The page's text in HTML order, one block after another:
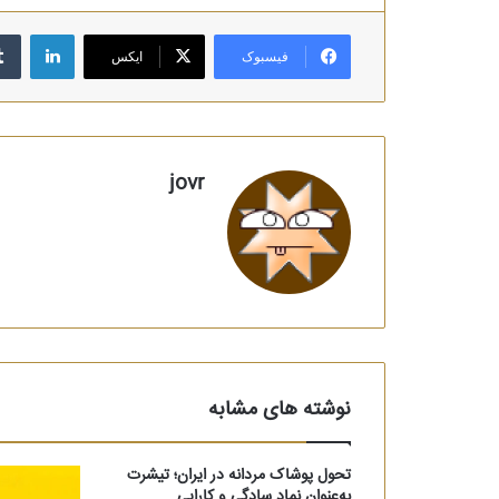
فیسبوک ایکس
jovr
نوشته های مشابه
تحول پوشاک مردانه در ایران؛ تیشرت